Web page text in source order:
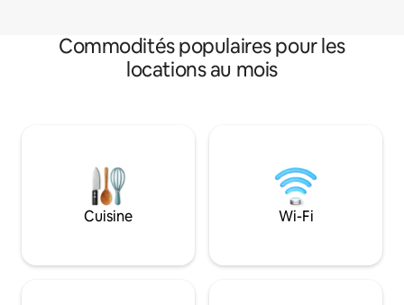
Commodités populaires pour les
locations au mois
Cuisine Wi-Fi